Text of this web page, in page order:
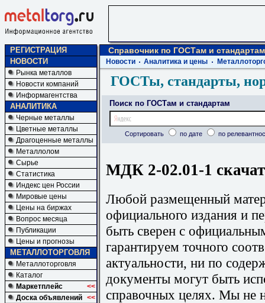
РЕГИСТРАЦИЯ
НОВОСТИ
Рынка металлов
Новости компаний
Информагентства
АНАЛИТИКА
Черные металлы
Цветные металлы
Драгоценные металлы
Металлолом
Сырье
Статистика
Индекс цен России
Мировые цены
Цены на биржах
Вопрос месяца
Публикации
Цены и прогнозы
МЕТАЛЛОТОРГОВЛЯ
Металлоторговля
Каталог
Маркетплейс
<<
Доска объявлений <<
Справочник по ГОСТам и стандартам
Новости Аналитика и цены
ГОСТы, стандарты,
Поиск по ГОСТам и стандартам
Сортировать по дате по
МДК 2-02.01-1
Любой размещенный
официального издания и
быть сверен с
гарантируем точного
актуальности, ни по
документы могут быть
справочных целях. Мы не